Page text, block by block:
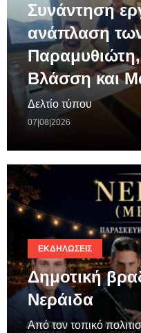
Συνάντηση
ανάπλαση
Βλάσση και
Δελτίο τύπου
07|08|2026
ΕΚΔΗΛΏΣΕΙΣ
Δημοτική
Νεράιδα
Από τον τοπικό